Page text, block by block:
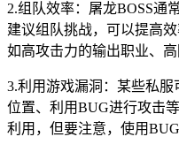
2.组队效率：屠龙BOSS通
建议组队挑战，可以提高
如高攻击力的输出职业、
3.利用游戏漏洞：某些私服
位置、利用BUG进行攻击
利用，但要注意，使用